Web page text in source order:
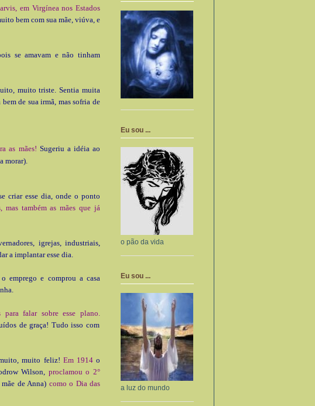
em Virgínea nos Estados
bem com sua mãe, viúva, e
se amavam e não tinham
muito triste. Sentia muita
de sua irmã, mas sofria de
as mães! Sugeriu a idéia ao
morar).
criar esse dia, onde o ponto
mas também as mães que já
igrejas, industriais,
a implantar esse dia.
emprego e comprou a casa
falar sobre esse plano.
de graça! Tudo isso com
muito feliz! Em 1914o
Wilson, proclamou o 2°
de Anna) como o Dia das
Eu sou ...
o pão da vida
Eu sou ...
a luz do mundo